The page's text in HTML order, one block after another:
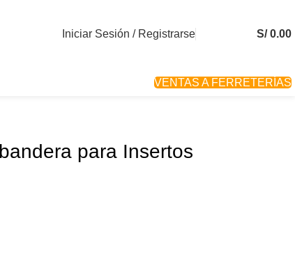
Iniciar Sesión / Registrarse S/0.00
VENTAS A FERRETERÍAS
para Insertos